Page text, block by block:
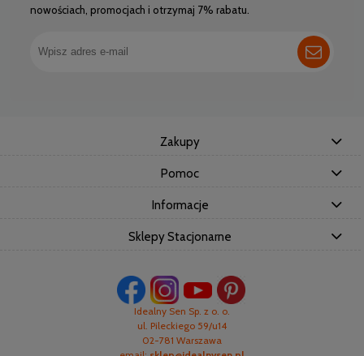
nowościach, promocjach i otrzymaj 7% rabatu.
Zakupy
Pomoc
Informacje
Sklepy Stacjonarne
Idealny Sen Sp. z o. o.
ul. Pileckiego 59/u14
02-781 Warszawa